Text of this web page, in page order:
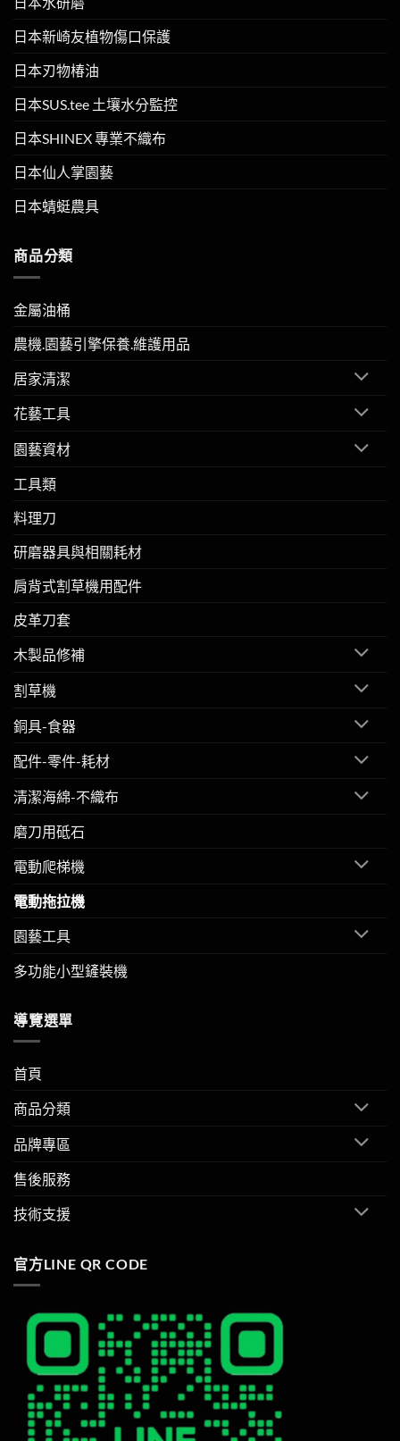
日本新崎友植物傷口保護
日本刃物椿油
日本SUS.tee 土壤水分監控
日本SHINEX 專業不織布
日本仙人掌園藝
日本蜻蜓農具
商品分類
金屬油桶
農機.園藝引擎保養.維護用品
居家清潔
花藝工具
園藝資材
工具類
料理刀
研磨器具與相關耗材
肩背式割草機用配件
皮革刀套
木製品修補
割草機
銅具-食器
配件-零件-耗材
清潔海綿-不織布
磨刀用砥石
電動爬梯機
電動拖拉機
園藝工具
多功能小型鏟裝機
導覽選單
首頁
商品分類
品牌專區
售後服務
技術支援
官方LINE QR CODE